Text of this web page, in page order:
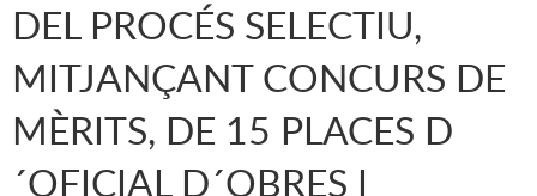
DEL PROCÉS SELECTIU,
MITJANÇANT CONCURS DE
MÈRITS, DE 15 PLACES D
´OFICIAL D´OBRES I